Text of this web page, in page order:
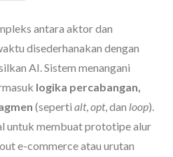
antara aktor dan
disederhanakan dengan
AI. Sistem menangani
logika percabangan,
(seperti alt, opt, dan loop).
untuk membuat prototipe alur
e-commerce atau urutan